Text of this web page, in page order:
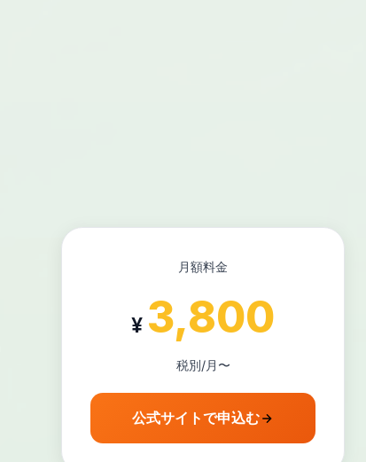
月額料金
¥ 3,800
税別/月〜
公式サイトで申込む